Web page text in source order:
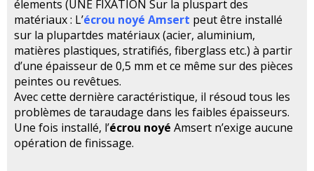
élements (UNE FIXATION Sur la pluspart des
matériaux : L’écrou noyé Amsert peut être installé
sur la plupartdes matériaux (acier, aluminium,
matières plastiques, stratifiés, fiberglass etc.) à partir
d’une épaisseur de 0,5 mm et ce même sur des pièces
peintes ou revêtues.
Avec cette dernière caractéristique, il résoud tous les
problèmes de taraudage dans les faibles épaisseurs.
Une fois installé, l’écrou noyé Amsert n’exige aucune
opération de finissage.